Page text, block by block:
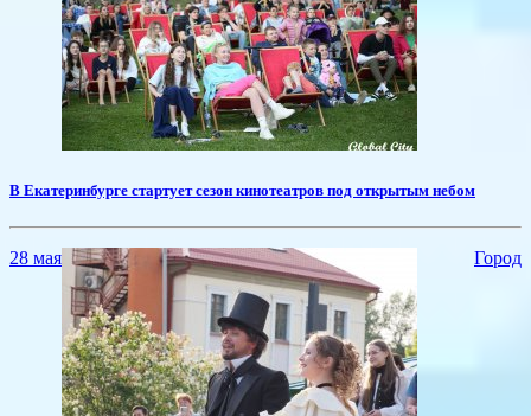
​В Екатеринбурге стартует сезон кинотеатров под открытым небом
28 мая Город